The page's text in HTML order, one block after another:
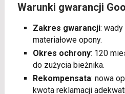
Warunki gwarancji
Zakres gwarancji:
materiałowe opony.
Okres ochrony: 120
do zużycia bieżnika.
Rekompensata: nowa
kwota reklamacji